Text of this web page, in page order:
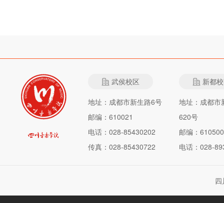
武侯校区
地址：成都市新生路6号
邮编：610021
电话：028-85430202
传真：028-85430722
新都
地址：成都市
620号
邮编：610500
电话：028-